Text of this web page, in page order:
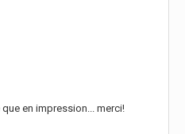
en impression... merci!